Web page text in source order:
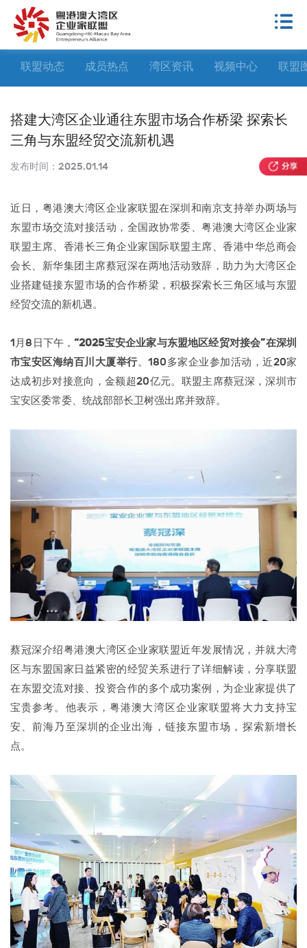
联盟动态 成员热点 湾区资讯 视频中心 联盟
搭建大湾区企业通往东盟市场合作桥梁 探索长
三角与东盟经贸交流新机遇
发布时间： 2025.01.14
近日，粤港澳大湾区企业家联盟在深圳和南京支持举办两场与
东盟市场交流对接活动，全国政协常委、粤港澳大湾区企业家
联盟主席、香港长三角企业家国际联盟主席、香港中华总商会
会长、新华集团主席蔡冠深在两地活动致辞，助力为大湾区企
业搭建链接东盟市场的合作桥梁，积极探索长三角区域与东盟
经贸交流的新机遇。
1月8日下午，“2025宝安企业家与东盟地区经贸对接会”在深圳
市宝安区海纳百川大厦举行。180多家企业参加活动，近20家
达成初步对接意向，金额超20亿元。联盟主席蔡冠深，深圳市
宝安区委常委、统战部部长卫树强出席并致辞。
蔡冠深介绍粤港澳大湾区企业家联盟近年发展情况，并就大湾
区与东盟国家日益紧密的经贸关系进行了详细解读，分享联盟
在东盟交流对接、投资合作的多个成功案例，为企业家提供了
宝贵参考。他表示，粤港澳大湾区企业家联盟将大力支持宝
安、前海乃至深圳的企业出海，链接东盟市场，探索新增长
点。